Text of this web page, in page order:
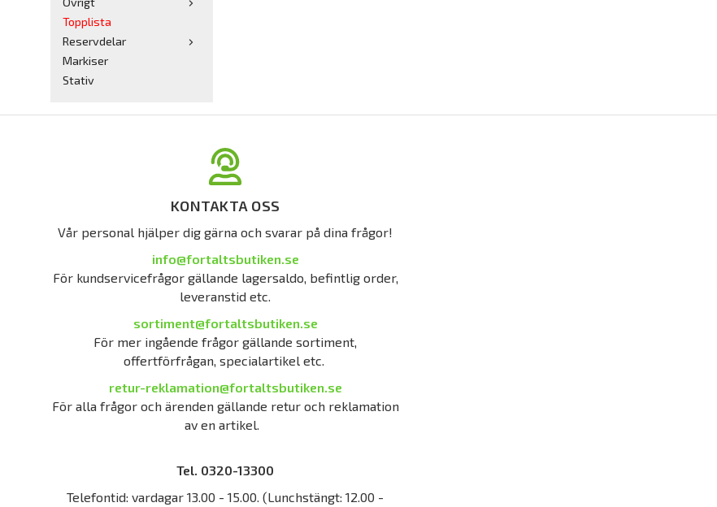
Topplista
Reservdelar
Markiser
Stativ
KONTAKTA OSS
Vår personal hjälper dig gärna och svarar på dina frågor!
info@fortaltsbutiken.se
För kundservicefrågor gällande lagersaldo, befintlig order,
leveranstid etc.
sortiment@fortaltsbutiken.se
För mer ingående frågor gällande sortiment,
offertförfrågan, specialartikel etc.
retur-reklamation@fortaltsbutiken.se
För alla frågor och ärenden gällande retur och reklamation
av en artikel.
Tel. 0320-13300
Telefontid: vardagar 13.00 - 15.00. (Lunchstängt: 12.00 -